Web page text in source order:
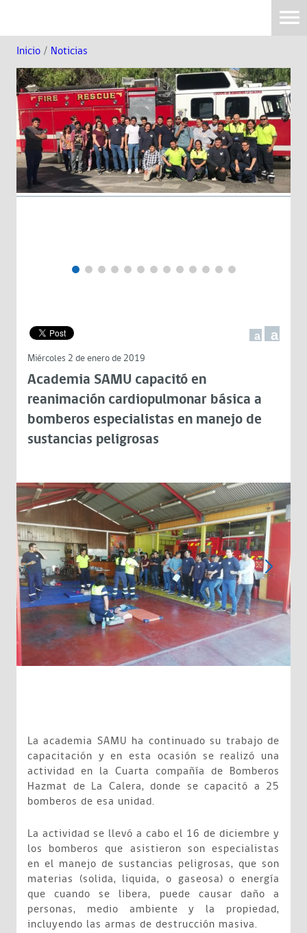
Inicio / Noticias
a a
Miércoles 2 de enero de 2019
Academia SAMU capacitó en
reanimación cardiopulmonar básica a
bomberos especialistas en manejo de
sustancias peligrosas
La academia SAMU ha continuado su trabajo de
capacitación y en esta ocasión se realizó una
actividad en la Cuarta compañía de Bomberos
Hazmat de La Calera, donde se capacitó a 25
bomberos de esa unidad.
La actividad se llevó a cabo el 16 de diciembre y
los bomberos que asistieron son especialistas
en el manejo de sustancias peligrosas, que son
materias (solida, liquida, o gaseosa) o energía
que cuando se libera, puede causar daño a
personas, medio ambiente y la propiedad,
incluyendo las armas de destrucción masiva.